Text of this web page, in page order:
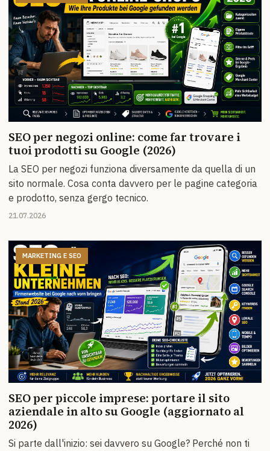
SEO per negozi online: come far trovare i
tuoi prodotti su Google (2026)
La SEO per negozi funziona diversamente da quella di un
sito normale. Cosa conta davvero per le pagine categoria
e prodotto, senza gergo tecnico.
21.07.2026
MARKETING E SEO
SEO per piccole imprese: portare il sito
aziendale in alto su Google (aggiornato al
2026)
Si parte dall'inizio: sei davvero su Google? Perché non ti